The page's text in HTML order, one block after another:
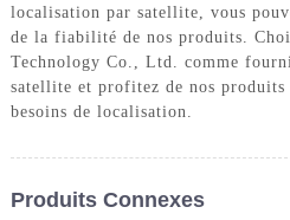
localisation par satellite, vous
de la fiabilité de nos produits.
Technology Co., Ltd. comme
satellite et profitez de nos
besoins de localisation.
Produits Connexes